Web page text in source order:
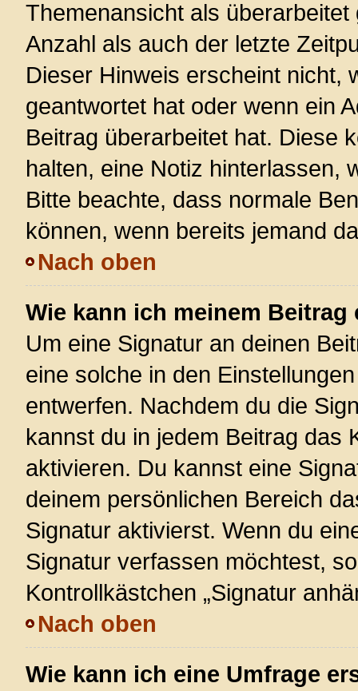
Themenansicht als
Anzahl als auch der letzte
Dieser Hinweis erscheint nicht,
geantwortet hat oder wenn ein
Beitrag überarbeitet hat. Diese
halten, eine Notiz hinterlassen,
Bitte beachte, dass normale
können, wenn bereits jemand
Nach oben
Wie kann ich meinem
Um eine Signatur an deinen
eine solche in den
entwerfen. Nachdem du die
kannst du in jedem Beitrag das
aktivieren. Du kannst eine
deinem persönlichen Bereich
Signatur aktivierst. Wenn du
Signatur verfassen möchtest,
Kontrollkästchen „Signatur
Nach oben
Wie kann ich eine Umfrage